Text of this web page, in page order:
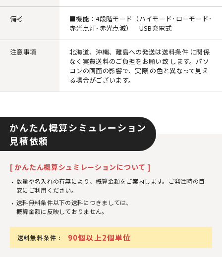
備考
■機能：4段階モード（ハイモード･ローモード･
赤光点灯･赤光点滅） USB充電式
注意事項
北海道、沖縄、離島への発送は送料条件 に関係
なく実費送料のご負担をお願い致 します。パソ
コンの画面の影響で、実際 の色と異なって見え
る場合がございます。
かんたん概算シミュレーション
見積依頼
[ かんたん概算シュミレーションについて ]
数量や名入れの有無により、概算金額をご案内します。ご発注時の目
安にご利用ください。
送料無料条件以下の送料につきましては、
概算金額に反映しておりません。
送料無料条件 : 90個以上2個単位